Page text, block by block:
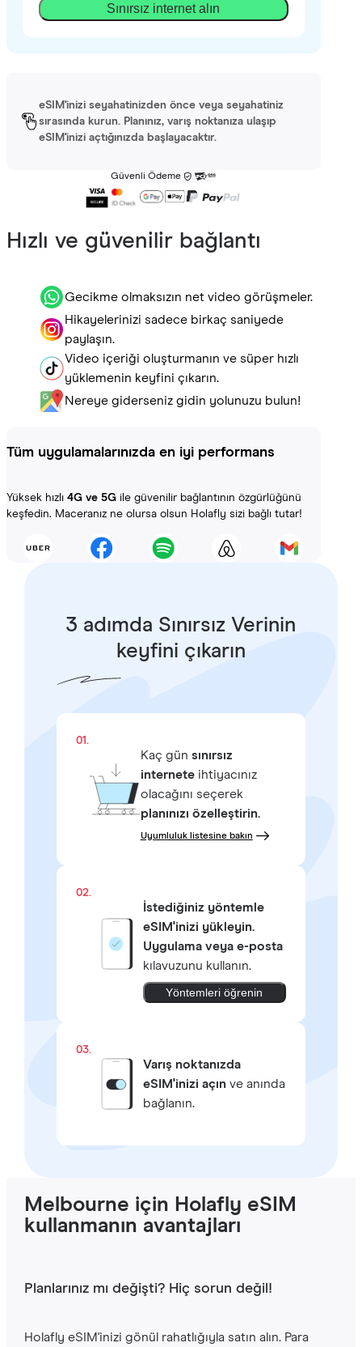
Sınırsız internet alın
eSIM'inizi seyahatinizden önce veya seyahatiniz
sırasında kurun. Planınız, varış noktanıza ulaşıp
eSIM'inizi açtığınızda başlayacaktır.
Güvenli Ödeme
Hızlı ve güvenilir bağlantı
Gecikme olmaksızın net video görüşmeler.
Hikayelerinizi sadece birkaç saniyede
paylaşın.
Video içeriği oluşturmanın ve süper hızlı
yüklemenin keyfini çıkarın.
Nereye giderseniz gidin yolunuzu bulun!
Tüm uygulamalarınızda en iyi performans
Yüksek hızlı 4G ve 5G ile güvenilir bağlantının özgürlüğünü
keşfedin. Maceranız ne olursa olsun Holafly sizi bağlı tutar!
3 adımda Sınırsız Verinin
keyfini çıkarın
01.
Kaç gün sınırsız
interneteihtiyacınız
olacağını seçerek
planınızı özelleştirin.
Uyumluluk listesine bakın
02.
İstediğiniz yöntemle
eSIM'inizi yükleyin.
Uygulama veya e-posta
kılavuzunu kullanın.
Yöntemleri öğrenin
03.
Varış noktanızda
eSIM'inizi açınve anında
bağlanın.
Melbourne için Holafly eSIM
kullanmanın avantajları
Planlarınız mı değişti? Hiç sorun değil!
Holafly eSIM'inizi gönül rahatlığıyla satın alın. Para